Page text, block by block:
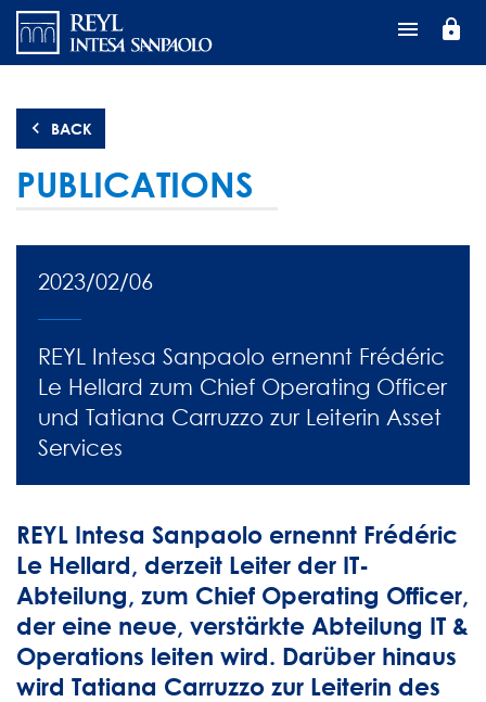
Direkt
zum
Inhalt
lock
BACK
PUBLICATIONS
2023/02/06
REYL Intesa Sanpaolo ernennt Frédéric
Le Hellard zum Chief Operating Officer
und Tatiana Carruzzo zur Leiterin Asset
Services
REYL Intesa Sanpaolo ernennt Frédéric
Le Hellard, derzeit Leiter der IT-
Abteilung, zum Chief Operating Officer,
der eine neue, verstärkte Abteilung IT &
Operations leiten wird. Darüber hinaus
wird Tatiana Carruzzo zur Leiterin des